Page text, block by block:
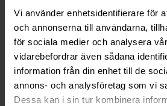
Vi använder enhetsidentifierare för
och annonserna till användarna,
för sociala medier och analysera
vidarebefordrar även sådana
information från din enhet till de
annons- och analysföretag som vi
Dessa kan i sin tur kombinera